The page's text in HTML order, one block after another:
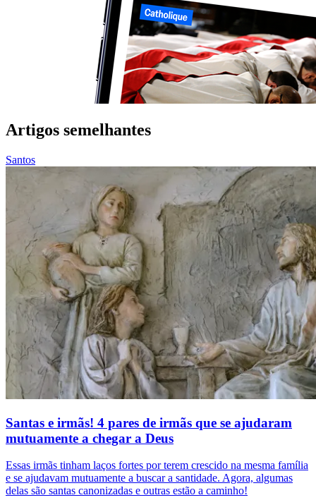
Artigos semelhantes
Santos
Santas e irmãs! 4 pares de irmãs que se ajudaram
mutuamente a chegar a Deus
Essas irmãs tinham laços fortes por terem crescido na mesma família
e se ajudavam mutuamente a buscar a santidade. Agora, algumas
delas são santas canonizadas e outras estão a caminho!